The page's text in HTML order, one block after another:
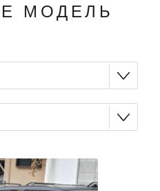
МОДЕЛЬ